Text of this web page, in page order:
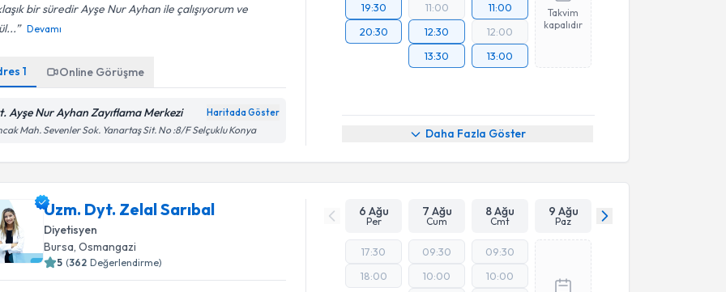
bir süredir Ayşe Nur Ayhan ile çalışıyorum ve
Devamı
1 Online Görüşme
Ayşe Nur Ayhan Zayıflama Merkezi Haritada Göster
Mah. Sevenler Sok. Yanartaş Sit. No :8/F Selçuklu Konya
19:30
20:30
11:00
12:30
13:30
11:00
12:00
13:00
Takvim
kapalıdır
Daha Fazla Göster
Uzm. Dyt. Zelal Sarıbal
Diyetisyen
Bursa , Osmangazi
5 (362 Değerlendirme)
6 Ağu
Per
7 Ağu
Cum
8 Ağu
Cmt
9 Ağu
Paz
17:30
18:00
09:30
10:00
09:30
10:00